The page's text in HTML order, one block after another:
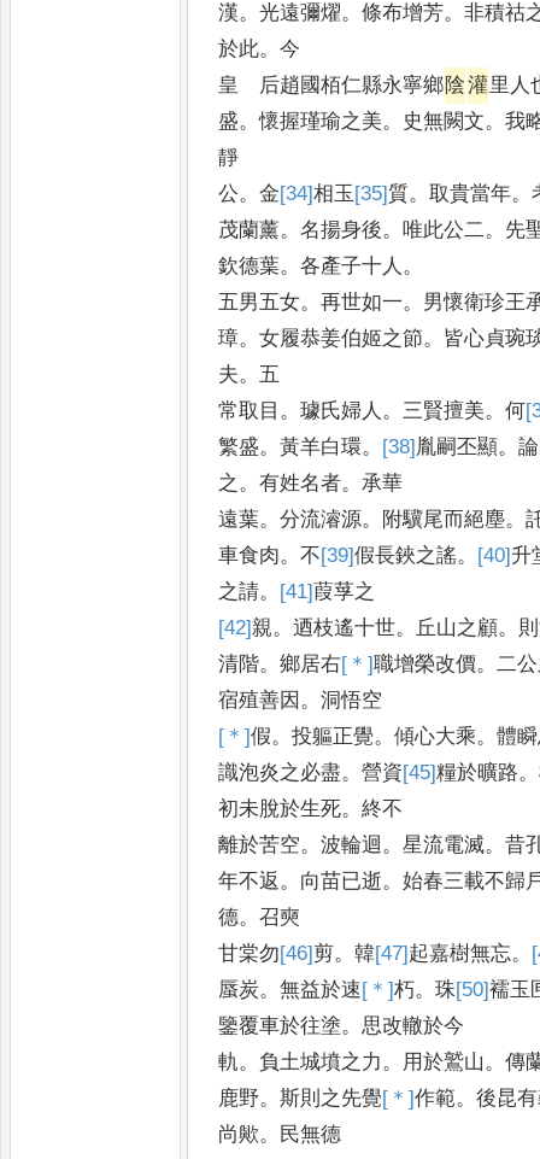
漢。光遠彌燿。條布增芳。非積祜
於此。今
皇 后趙國栢仁縣永寧鄉陰灌 里人
盛。懷握瑾瑜之美。 史無闕文。我
靜
公。金[34]相 玉 [35] 質。取貴當年。
茂蘭薰。名揚身後。唯此公二。 先
欽德葉。各產子十人 。
五男五女。再世如一。 男懷衛珍王
璋。女履恭姜伯姬之節。 皆心貞琬
夫。五
常取目 。璩氏婦人 。三賢擅美。何
繁盛。黃羊白環。 [38] 胤嗣丕顯。
之。有姓名者。承華
遠葉。分流濬源。 附驥尾而絕塵。
車食肉。不[39]假長鋏之謠。 [40] 升
之請。 [41] 葭莩之
[42]親。迺枝遙十世。 丘山之顧。
清階。鄉居右[＊]職增榮改價。二
宿殖善因 。洞悟空
[＊]假。投軀正覺。傾心大乘。體
識泡炎之必盡。營資[45]糧於曠路。
初未脫於生死。終不
離於苦空。波輪迴。星流電滅。昔
年不返。 向苗已逝。始春三載不歸
德。召奭
甘棠勿[46] 剪。韓[47] 起嘉樹無忘。
蜃炭。無益於速[＊]朽。珠[50]襦玉
鑒覆車於往塗。思改轍於今
軌。 負土城墳之力。 用於鷲山。傳
鹿野。斯則之先覺[＊]作範。後昆
尚歟。 民無德